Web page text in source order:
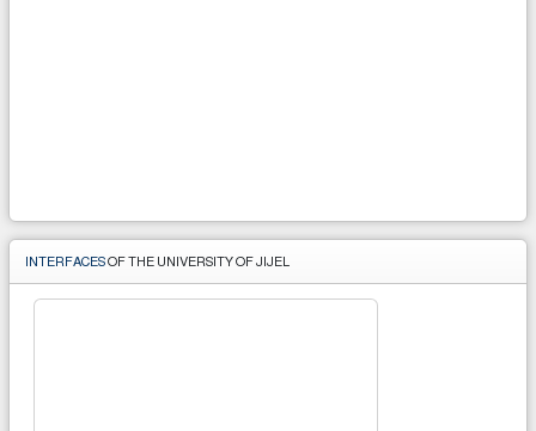
INTERFACESOF THE UNIVERSITY OF JIJEL